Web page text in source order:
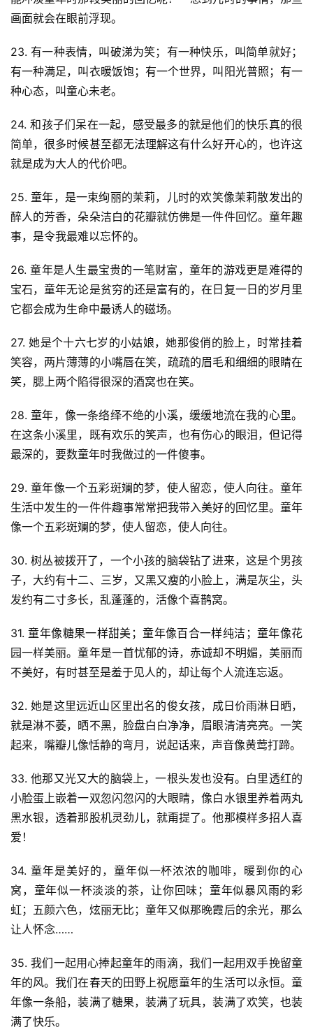
页
好
词
好
句
经
典
歌
古
今
诗
画面就会在眼前浮现。
23. 有一种表情，叫破涕为笑；有一种快乐，叫简单就好；
有一种满足，叫衣暖饭饱；有一个世界，叫阳光普照；有一
种心态，叫童心未老。
24. 和孩子们呆在一起，感受最多的就是他们的快乐真的很
简单，很多时候甚至都无法理解这有什么好开心的，也许这
就是成为大人的代价吧。
25. 童年，是一束绚丽的茉莉，儿时的欢笑像茉莉散发出的
醉人的芳香，朵朵洁白的花瓣就仿佛是一件件回忆。童年趣
事，是令我最难以忘怀的。
26. 童年是人生最宝贵的一笔财富，童年的游戏更是难得的
宝石，童年无论是贫穷的还是富有的，在日复一日的岁月里
它都会成为生命中最诱人的磁场。
27. 她是个十六七岁的小姑娘，她那俊俏的脸上，时常挂着
笑容，两片薄薄的小嘴唇在笑，疏疏的眉毛和细细的眼睛在
笑，腮上两个陷得很深的酒窝也在笑。
28. 童年，像一条络绎不绝的小溪，缓缓地流在我的心里。
在这条小溪里，既有欢乐的笑声，也有伤心的眼泪，但记得
最深的，要数童年时我做过的一件傻事。
29. 童年像一个五彩斑斓的梦，使人留恋，使人向往。童年
生活中发生的一件件趣事常常把我带入美好的回忆里。童年
像一个五彩斑斓的梦，使人留恋，使人向往。
30. 树丛被拨开了，一个小孩的脑袋钻了进来，这是个男孩
子，大约有十二、三岁，又黑又瘦的小脸上，满是灰尘，头
发约有二寸多长，乱蓬蓬的，活像个喜鹊窝。
31. 童年像糖果一样甜美；童年像百合一样纯洁；童年像花
园一样美丽。童年是一首忧郁的诗，赤诚却不明媚，美丽而
不美好，有时甚至是羞于见人的，却让每个人流连忘返。
32. 她是这里远近山区里出名的俊女孩，成日价雨淋日晒，
就是淋不萎，晒不黑，脸盘白白净净，眉眼清清亮亮。一笑
起来，嘴瓣儿像恬静的弯月，说起话来，声音像黄莺打蹄。
33. 他那又光又大的脑袋上，一根头发也没有。白里透红的
小脸蛋上嵌着一双忽闪忽闪的大眼睛，像白水银里养着两丸
黑水银，透着那股机灵劲儿，就甭提了。他那模样多招人喜
爱！
34. 童年是美好的，童年似一杯浓浓的咖啡，暖到你的心
窝，童年似一杯淡淡的茶，让你回味；童年似暴风雨的彩
虹；五颜六色，炫丽无比；童年又似那晚霞后的余光，那么
让人怀念……
35. 我们一起用心捧起童年的雨滴，我们一起用双手挽留童
年的风。我们在春天的田野上祝愿童年的生活可以永恒。童
年像一条船，装满了糖果，装满了玩具，装满了欢笑，也装
满了快乐。